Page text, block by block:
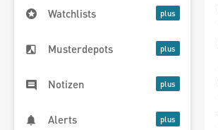
Watchlists
Musterdepots
Notizen
Alerts